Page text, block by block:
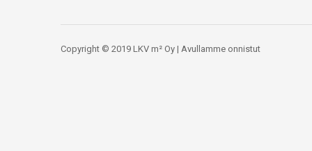
Copyright © 2019 LKV m² Oy | Avullamme onnistut